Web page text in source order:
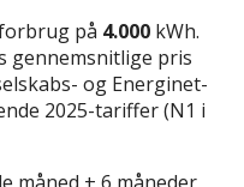
på 4.000 kWh.
gennemsnitlige pris
og Energinet-
2025-tariffer (N1 i